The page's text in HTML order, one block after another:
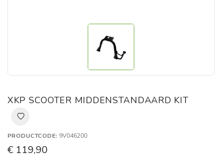
XKP SCOOTER MIDDENSTANDAARD KIT
PRODUCTCODE: 9V046200
€ 119,90